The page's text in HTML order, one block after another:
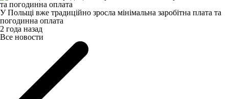
У Польщі вже традиційно зросла мінімальна заробітна плата та
погодинна оплата
2 года назад
Все новости